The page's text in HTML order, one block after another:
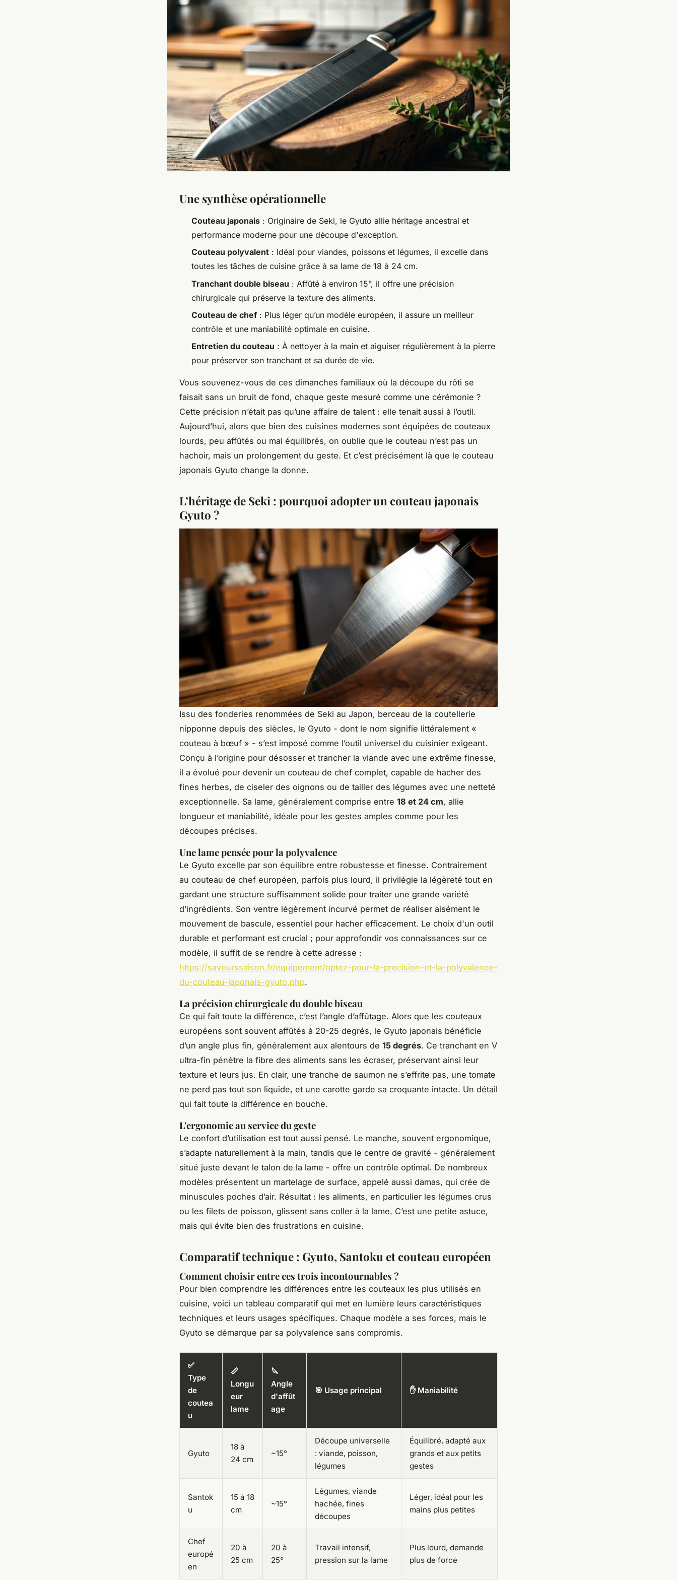
Une synthèse opérationnelle
Couteau japonais : Originaire de Seki, le Gyuto allie héritage ancestral et
performance moderne pour une découpe d'exception.
Couteau polyvalent : Idéal pour viandes, poissons et légumes, il excelle dans
toutes les tâches de cuisine grâce à sa lame de 18 à 24 cm.
Tranchant double biseau : Affûté à environ 15°, il offre une précision
chirurgicale qui préserve la texture des aliments.
Couteau de chef : Plus léger qu’un modèle européen, il assure un meilleur
contrôle et une maniabilité optimale en cuisine.
Entretien du couteau : À nettoyer à la main et aiguiser régulièrement à la pierre
pour préserver son tranchant et sa durée de vie.
Vous souvenez-vous de ces dimanches familiaux où la découpe du rôti se
faisait sans un bruit de fond, chaque geste mesuré comme une cérémonie ?
Cette précision n’était pas qu’une affaire de talent : elle tenait aussi à l’outil.
Aujourd’hui, alors que bien des cuisines modernes sont équipées de couteaux
lourds, peu affûtés ou mal équilibrés, on oublie que le couteau n’est pas un
hachoir, mais un prolongement du geste. Et c’est précisément là que le couteau
japonais Gyuto change la donne.
L’héritage de Seki : pourquoi adopter un couteau japonais
Gyuto ?
Issu des fonderies renommées de Seki au Japon, berceau de la coutellerie
nipponne depuis des siècles, le Gyuto - dont le nom signifie littéralement «
couteau à bœuf » - s’est imposé comme l’outil universel du cuisinier exigeant.
Conçu à l’origine pour désosser et trancher la viande avec une extrême finesse,
il a évolué pour devenir un couteau de chef complet, capable de hacher des
fines herbes, de ciseler des oignons ou de tailler des légumes avec une netteté
exceptionnelle. Sa lame, généralement comprise entre 18 et 24 cm, allie
longueur et maniabilité, idéale pour les gestes amples comme pour les
découpes précises.
Une lame pensée pour la polyvalence
Le Gyuto excelle par son équilibre entre robustesse et finesse. Contrairement
au couteau de chef européen, parfois plus lourd, il privilégie la légèreté tout en
gardant une structure suffisamment solide pour traiter une grande variété
d’ingrédients. Son ventre légèrement incurvé permet de réaliser aisément le
mouvement de bascule, essentiel pour hacher efficacement. Le choix d'un outil
durable et performant est crucial ; pour approfondir vos connaissances sur ce
modèle, il suffit de se rendre à cette adresse :
https://saveurssaison.fr/equipement/optez-pour-la-precision-et-la-polyvalence-
du-couteau-japonais-gyuto.php.
La précision chirurgicale du double biseau
Ce qui fait toute la différence, c’est l’angle d’affûtage. Alors que les couteaux
européens sont souvent affûtés à 20-25 degrés, le Gyuto japonais bénéficie
d’un angle plus fin, généralement aux alentours de 15 degrés. Ce tranchant en V
ultra-fin pénètre la fibre des aliments sans les écraser, préservant ainsi leur
texture et leurs jus. En clair, une tranche de saumon ne s’effrite pas, une tomate
ne perd pas tout son liquide, et une carotte garde sa croquante intacte. Un détail
qui fait toute la différence en bouche.
L'ergonomie au service du geste
Le confort d’utilisation est tout aussi pensé. Le manche, souvent ergonomique,
s’adapte naturellement à la main, tandis que le centre de gravité - généralement
situé juste devant le talon de la lame - offre un contrôle optimal. De nombreux
modèles présentent un martelage de surface, appelé aussi damas, qui crée de
minuscules poches d’air. Résultat : les aliments, en particulier les légumes crus
ou les filets de poisson, glissent sans coller à la lame. C’est une petite astuce,
mais qui évite bien des frustrations en cuisine.
Comparatif technique : Gyuto, Santoku et couteau européen
Comment choisir entre ces trois incontournables ?
Pour bien comprendre les différences entre les couteaux les plus utilisés en
cuisine, voici un tableau comparatif qui met en lumière leurs caractéristiques
techniques et leurs usages spécifiques. Chaque modèle a ses forces, mais le
Gyuto se démarque par sa polyvalence sans compromis.
✅
Type
de
coutea
u
📏
Longu
eur
lame
🔪
Angle
d'affût
age
🎯 Usage principal ✋ Maniabilité
Gyuto
18 à
24 cm
~15°
Découpe universelle
: viande, poisson,
légumes
Équilibré, adapté aux
grands et aux petits
gestes
Santok
u
15 à 18
cm
~15°
Légumes, viande
hachée, fines
découpes
Léger, idéal pour les
mains plus petites
Chef
europé
en
20 à
25 cm
20 à
25°
Travail intensif,
pression sur la lame
Plus lourd, demande
plus de force